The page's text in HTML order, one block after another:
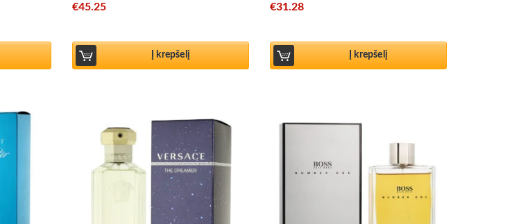
€45.25
Į krepšelį
€31.28
Į krepšelį